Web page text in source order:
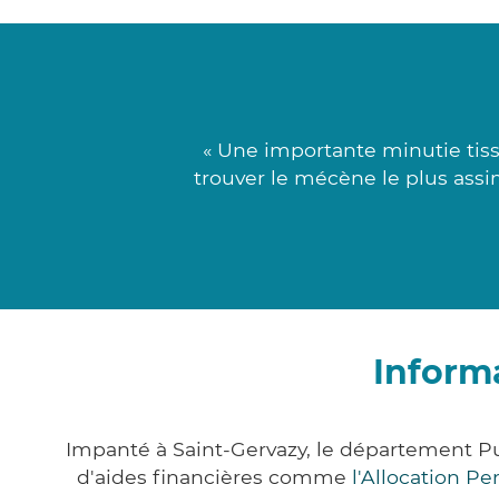
« Une importante minutie
trouver le mécène le plus
Impanté à Saint-Gervazy, le département
d'aides financières comme l'Allocation